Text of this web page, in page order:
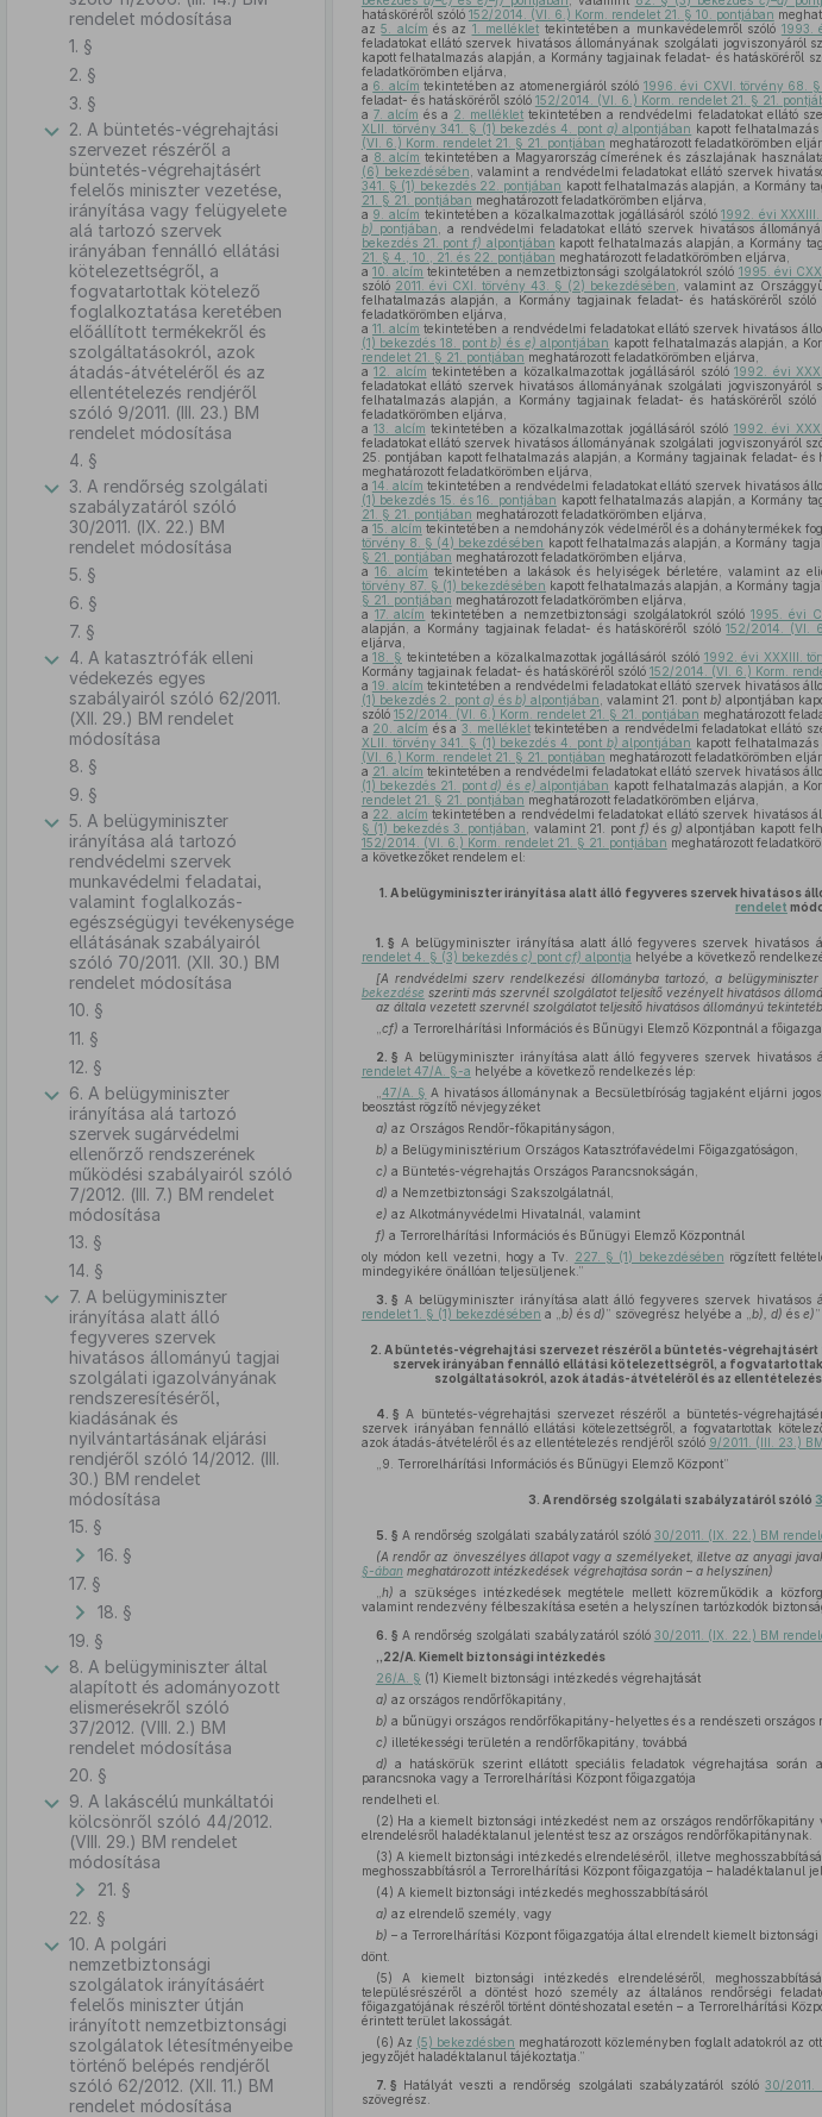
rendelet módosítása
1. §
2. §
3. §
2. A büntetés-végrehajtási
szervezet részéről a
büntetés-végrehajtásért
felelős miniszter vezetése,
irányítása vagy felügyelete
alá tartozó szervek
irányában fennálló ellátási
kötelezettségről, a
fogvatartottak kötelező
foglalkoztatása keretében
előállított termékekről és
szolgáltatásokról, azok
átadás-átvételéről és az
ellentételezés rendjéről
szóló 9/2011. (III. 23.) BM
rendelet módosítása
4. §
3. A rendőrség szolgálati
szabályzatáról szóló
30/2011. (IX. 22.) BM
rendelet módosítása
5. §
6. §
7. §
4. A katasztrófák elleni
védekezés egyes
szabályairól szóló 62/2011.
(XII. 29.) BM rendelet
módosítása
8. §
9. §
5. A belügyminiszter
irányítása alá tartozó
rendvédelmi szervek
munkavédelmi feladatai,
valamint foglalkozás-
egészségügyi tevékenysége
ellátásának szabályairól
szóló 70/2011. (XII. 30.) BM
rendelet módosítása
10. §
11. §
12. §
6. A belügyminiszter
irányítása alá tartozó
szervek sugárvédelmi
ellenőrző rendszerének
működési szabályairól szóló
7/2012. (III. 7.) BM rendelet
módosítása
13. §
14. §
7. A belügyminiszter
irányítása alatt álló
fegyveres szervek
hivatásos állományú tagjai
szolgálati igazolványának
rendszeresítéséről,
kiadásának és
nyilvántartásának eljárási
rendjéről szóló 14/2012. (III.
30.) BM rendelet
módosítása
15. §
16. §
17. §
18. §
19. §
8. A belügyminiszter által
alapított és adományozott
elismerésekről szóló
37/2012. (VIII. 2.) BM
rendelet módosítása
20. §
9. A lakáscélú munkáltatói
kölcsönről szóló 44/2012.
(VIII. 29.) BM rendelet
módosítása
21. §
22. §
10. A polgári
nemzetbiztonsági
szolgálatok irányításáért
felelős miniszter útján
irányított nemzetbiztonsági
szolgálatok létesítményeibe
történő belépés rendjéről
szóló 62/2012. (XII. 11.) BM
rendelet módosítása
hatásköréről szóló 152/2014. (VI. 6.) Korm. rendelet 21. § 10. pontjában
az5. alcím és az 1. melléklet tekintetében a munkavédelemről szóló 1993.
feladatokat ellátó szervek hivatásos állományának szolgálati jogviszonyáról
kapott felhatalmazás alapján, a Kormány tagjainak feladat- és hatásköréről
feladatkörömben eljárva,
a 6. alcím tekintetében az atomenergiáról szóló 1996. évi CXVI. törvény 68. §
feladat- és hatásköréről szóló 152/2014. (VI. 6.) Korm. rendelet 21. § 21.
a 7. alcím és a 2. melléklet tekintetében a rendvédelmi feladatokat ellátó
XLII. törvény 341. § (1) bekezdés 4. pont a) alpontjában kapott
(VI. 6.) Korm. rendelet 21. § 21. pontjában meghatározott feladatkörömben
a 8. alcím tekintetében a Magyarország címerének és zászlajának
(6) bekezdésében , valamint a rendvédelmi feladatokat ellátó szervek
341. § (1) bekezdés 22. pontjában kapott felhatalmazás alapján, a Kormány
21. § 21. pontjában meghatározott feladatkörömben eljárva,
a 9. alcím tekintetében a közalkalmazottak jogállásáról szóló1992. évi
b) pontjában , a rendvédelmi feladatokat ellátó szervek hivatásos
bekezdés 21. pont f) alpontjában kapott felhatalmazás alapján, a Kormány
21. § 4., 10., 21. és 22. pontjában meghatározott feladatkörömben eljárva,
a10. alcím tekintetében a nemzetbiztonsági szolgálatokról szóló 1995. évi
szóló 2011. évi CXI. törvény 43. § (2) bekezdésében , valamint az
felhatalmazás alapján, a Kormány tagjainak feladat- és hatásköréről szóló
feladatkörömben eljárva,
a 11. alcím tekintetében a rendvédelmi feladatokat ellátó szervek hivatásos
(1) bekezdés 18. pontb) és e) alpontjában kapott felhatalmazás alapján, a
rendelet 21. § 21. pontjában meghatározott feladatkörömben eljárva,
a12. alcím tekintetében a közalkalmazottak jogállásáról szóló1992. évi
feladatokat ellátó szervek hivatásos állományának szolgálati jogviszonyáról
felhatalmazás alapján, a Kormány tagjainak feladat- és hatásköréről szóló
feladatkörömben eljárva,
a13. alcím tekintetében a közalkalmazottak jogállásáról szóló 1992. évi
feladatokat ellátó szervek hivatásos állományának szolgálati jogviszonyáról
25. pontjában kapott felhatalmazás alapján, a Kormány tagjainak feladat- és
meghatározott feladatkörömben eljárva,
a 14. alcím tekintetében a rendvédelmi feladatokat ellátó szervek hivatásos
(1) bekezdés 15. és 16. pontjában kapott felhatalmazás alapján, a Kormány
21. § 21. pontjában meghatározott feladatkörömben eljárva,
a 15. alcím tekintetében a nemdohányzók védelméről és a dohánytermékek
törvény 8. § (4) bekezdésében kapott felhatalmazás alapján, a Kormány
§ 21. pontjában meghatározott feladatkörömben eljárva,
a 16. alcím tekintetében a lakások és helyiségek bérletére, valamint az
törvény 87. § (1) bekezdésében kapott felhatalmazás alapján, a Kormány
§ 21. pontjában meghatározott feladatkörömben eljárva,
a 17. alcím tekintetében a nemzetbiztonsági szolgálatokról szóló1995. évi
alapján, a Kormány tagjainak feladat- és hatásköréről szóló152/2014. (VI.
eljárva,
a18. § tekintetében a közalkalmazottak jogállásáról szóló 1992. évi XXXIII.
Kormány tagjainak feladat- és hatásköréről szóló 152/2014. (VI. 6.) Korm.
a 19. alcím tekintetében a rendvédelmi feladatokat ellátó szervek hivatásos
(1) bekezdés 2. pont a) és b) alpontjában , valamint 21. pontb) alpontjában
szóló 152/2014. (VI. 6.) Korm. rendelet 21. § 21. pontjában meghatározott
a 20. alcím és a3. melléklettekintetében a rendvédelmi feladatokat ellátó
XLII. törvény 341. § (1) bekezdés 4. pont b) alpontjában kapott
(VI. 6.) Korm. rendelet 21. § 21. pontjában meghatározott feladatkörömben
a 21. alcím tekintetében a rendvédelmi feladatokat ellátó szervek hivatásos
(1) bekezdés 21. pontd) és e) alpontjában kapott felhatalmazás alapján, a
rendelet 21. § 21. pontjában meghatározott feladatkörömben eljárva,
a 22. alcím tekintetében a rendvédelmi feladatokat ellátó szervek hivatásos
§ (1) bekezdés 3. pontjában , valamint 21. pont f) és g) alpontjában kapott
152/2014. (VI. 6.) Korm. rendelet 21. § 21. pontjában meghatározott
a következőket rendelem el:
1. A belügyminiszter irányítása alatt álló fegyveres szervek hivatásos
rendelet
1. § A belügyminiszter irányítása alatt álló fegyveres szervek hivatásos
rendelet 4. § (3) bekezdés c) pont cf) alpontja helyébe a következő
[A rendvédelmi szerv rendelkezési állományba tartozó, a
bekezdése szerinti más szervnél szolgálatot teljesítő vezényelt hivatásos
az általa vezetett szervnél szolgálatot teljesítő hivatásos állományú
cf) a Terrorelhárítási Információs és Bűnügyi Elemző Központnál a
2. § A belügyminiszter irányítása alatt álló fegyveres szervek hivatásos
rendelet 47/A. §-a helyébe a következő rendelkezés lép:
47/A. § A hivatásos állománynak a Becsületbíróság tagjaként eljárni
beosztást rögzítő névjegyzéket
a) az Országos Rendőr-főkapitányságon,
b) a Belügyminisztérium Országos Katasztrófavédelmi Főigazgatóságon,
c) a Büntetés-végrehajtás Országos Parancsnokságán,
d) a Nemzetbiztonsági Szakszolgálatnál,
e) az Alkotmányvédelmi Hivatalnál, valamint
f) a Terrorelhárítási Információs és Bűnügyi Elemző Központnál
oly módon kell vezetni, hogy a Tv.
227. § (1) bekezdésében rögzített
mindegyikére önállóan teljesüljenek.”
3. § A belügyminiszter irányítása alatt álló fegyveres szervek hivatásos
rendelet 1. § (1) bekezdésében a „ b) és d)” szövegrész helyébe a „ b), d) és e)
2. A büntetés-végrehajtási szervezet részéről a büntetés-
szervek irányában fennálló ellátási kötelezettségről, a
szolgáltatásokról, azok átadás-átvételéről és az
4. § A büntetés-végrehajtási szervezet részéről a büntetés-
szervek irányában fennálló ellátási kötelezettségről, a fogvatartottak
azok átadás-átvételéről és az ellentételezés rendjéről szóló 9/2011. (III. 23.)
„9. Terrorelhárítási Információs és Bűnügyi Elemző Központ”
3. A rendőrség szolgálati szabályzatáról szóló
5. § A rendőrség szolgálati szabályzatáról szóló 30/2011. (IX. 22.) BM
(A rendőr az önveszélyes állapot vagy a személyeket, illetve az anyagi
§-ában meghatározott intézkedések végrehajtása során – a helyszínen)
h) a szükséges intézkedések megtétele mellett közreműködik a
valamint rendezvény félbeszakítása esetén a helyszínen tartózkodók
6. § A rendőrség szolgálati szabályzatáról szóló 30/2011. (IX. 22.) BM
„22/A. Kiemelt biztonsági intézkedés
26/A. § (1) Kiemelt biztonsági intézkedés végrehajtását
a) az országos rendőrfőkapitány,
b) a bűnügyi országos rendőrfőkapitány-helyettes és a rendészeti országos
c) illetékességi területén a rendőrfőkapitány, továbbá
d) a hatáskörük szerint ellátott speciális feladatok végrehajtása során
parancsnoka vagy a Terrorelhárítási Központ főigazgatója
rendelheti el.
(2) Ha a kiemelt biztonsági intézkedést nem az országos
elrendelésről haladéktalanul jelentést tesz az országos rendőrfőkapitánynak.
(3) A kiemelt biztonsági intézkedés elrendeléséről, illetve
meghosszabbításról a Terrorelhárítási Központ főigazgatója – haladéktalanul
(4) A kiemelt biztonsági intézkedés meghosszabbításáról
a) az elrendelő személy, vagy
b) – a Terrorelhárítási Központ főigazgatója által elrendelt kiemelt
dönt.
(5) A kiemelt biztonsági intézkedés elrendeléséről,
településrészéről a döntést hozó személy az általános rendőrségi
főigazgatójának részéről történt döntéshozatal esetén – a Terrorelhárítási
érintett terület lakosságát.
(6) Az (5) bekezdésben meghatározott közleményben foglalt adatokról az
jegyzőjét haladéktalanul tájékoztatja.”
7. § Hatályát veszti a rendőrség szolgálati szabályzatáról szóló30/
szövegrész.